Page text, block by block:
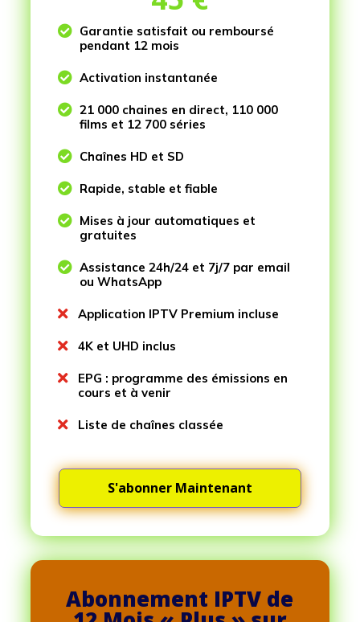
 Garantie satisfait ou remboursé
pendant 12 mois
 Activation instantanée
 21 000 chaines en direct, 110 000
films et 12 700 séries
 Chaînes HD et SD
 Rapide, stable et fiable
 Mises à jour automatiques et
gratuites
 Assistance 24h/24 et 7j/7 par email
ou WhatsApp
 Application IPTV Premium incluse
 4K et UHD inclus

EPG : programme des émissions en
cours et à venir
 Liste de chaînes classée
S'abonner Maintenant
Abonnement IPTV de